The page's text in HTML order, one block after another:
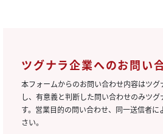
ツグナラ企業へのお問い
本フォームからのお問い合わせ内容はツグ
し、有意義と判断した問い合わせのみツ
す。営業目的の問い合わせ、同一送信者
さい。